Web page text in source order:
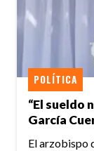
“El sueldo
García
POLÍTICA
El arzobispo